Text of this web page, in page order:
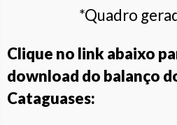
*Quadro
Clique no link abaixo
download do balanço
Cataguases: